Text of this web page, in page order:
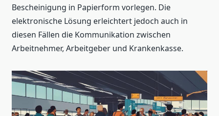
Bescheinigung in Papierform vorlegen. Die
elektronische Lösung erleichtert jedoch auch in
diesen Fällen die Kommunikation zwischen
Arbeitnehmer, Arbeitgeber und Krankenkasse.